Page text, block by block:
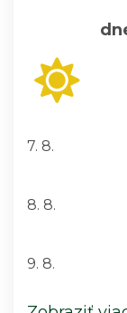
piatok
7. 8.
sobota
8. 8.
nedeľa
9. 8.